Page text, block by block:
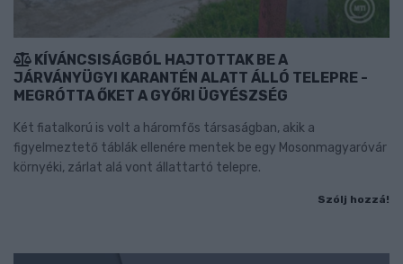
KÍVÁNCSISÁGBÓL HAJTOTTAK BE A
JÁRVÁNYÜGYI KARANTÉN ALATT ÁLLÓ TELEPRE -
MEGRÓTTA ŐKET A GYŐRI ÜGYÉSZSÉG
Két fiatalkorú is volt a háromfős társaságban, akik a
figyelmeztető táblák ellenére mentek be egy Mosonmagyaróvár
környéki, zárlat alá vont állattartó telepre.
Szólj hozzá!